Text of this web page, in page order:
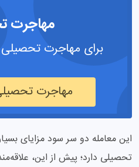
مهاجرت
برای مهاجرت
مهاجرت
این معامله دو سر سود مزایای
تحصیلی دارد؛ پیش از این،